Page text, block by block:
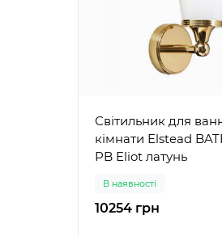
Світильник для
кімнати Elstead
PB Eliot латунь
В наявності
10254 грн